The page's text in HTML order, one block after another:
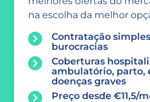
na escolha da melhor
Contratação
burocracias
Coberturas
ambulatório, parto,
doenças graves
Preço desde €11,5/